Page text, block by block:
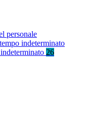
personale
indeterminato
26